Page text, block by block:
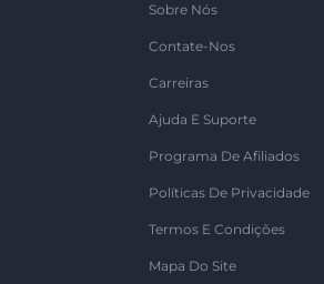
Sobre Nós
Contate-Nos
Carreiras
Ajuda E Suporte
Programa De Afiliados
Políticas De Privacidade
Termos E Condições
Mapa Do Site